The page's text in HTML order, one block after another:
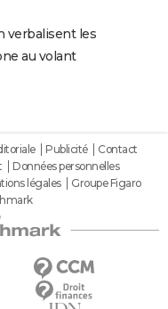
verbalisent les
au volant
Publicité
Contact
Données personnelles
légales
Groupe Figaro